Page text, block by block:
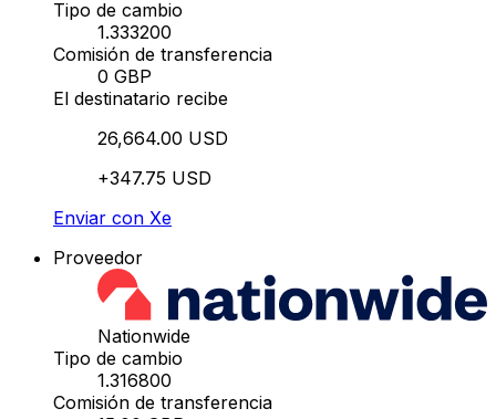
Tipo de cambio
1.333200
Comisión de transferencia
0 GBP
El destinatario recibe
26,664.00 USD
+347.75 USD
Enviar con Xe
Proveedor
Nationwide
Tipo de cambio
1.316800
Comisión de transferencia